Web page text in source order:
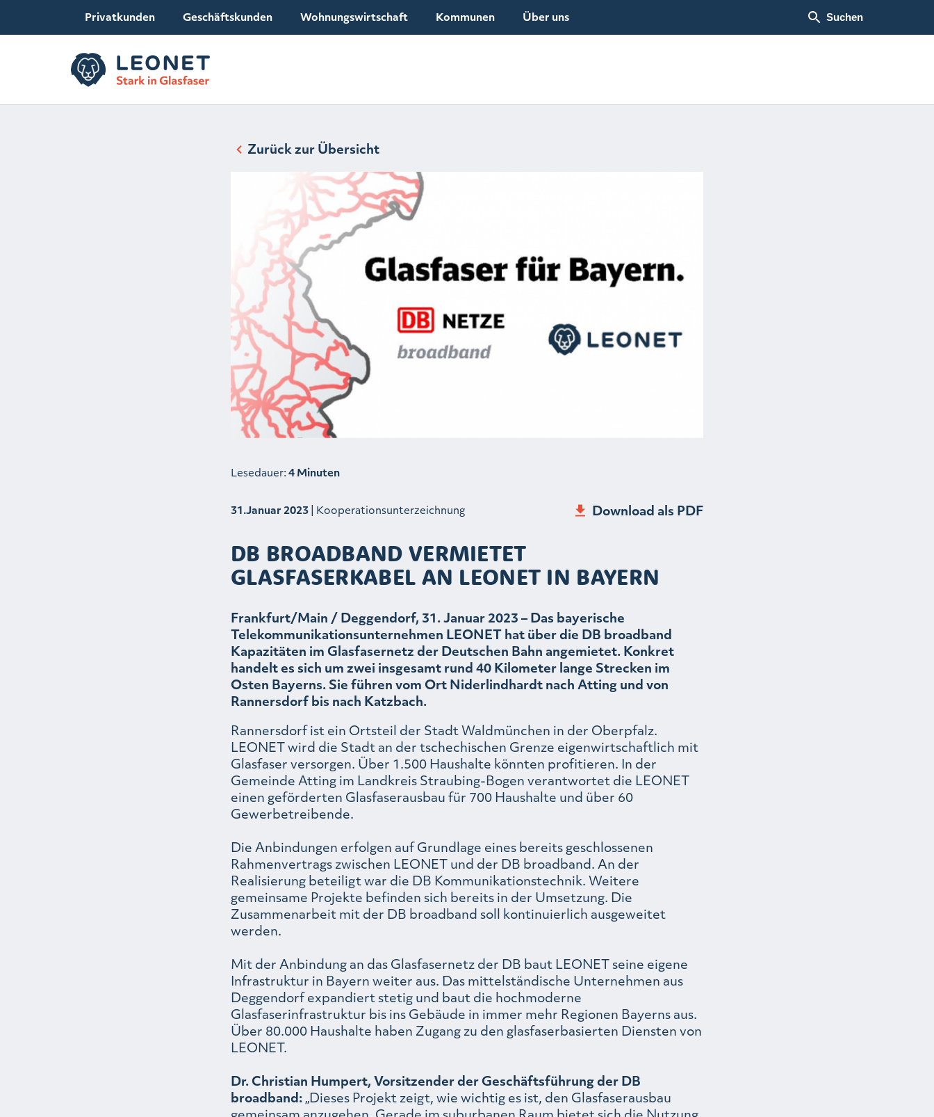
Privatkunden Geschäftskunden Wohnungswirtschaft Kommunen Über uns Suchen
Zurück zur Übersicht
Lesedauer:4 Minuten
31.Januar 2023| Kooperationsunterzeichnung Download als PDF
DB BROADBAND VERMIETET
GLASFASERKABEL AN LEONET IN BAYERN
Frankfurt/Main / Deggendorf, 31. Januar 2023 – Das bayerische
Telekommunikationsunternehmen LEONET hat über die DB broadband
Kapazitäten im Glasfasernetz der Deutschen Bahn angemietet. Konkret
handelt es sich um zwei insgesamt rund 40 Kilometer lange Strecken im
Osten Bayerns. Sie führen vom Ort Niderlindhardt nach Atting und von
Rannersdorf bis nach Katzbach.
Rannersdorf ist ein Ortsteil der Stadt Waldmünchen in der Oberpfalz.
LEONET wird die Stadt an der tschechischen Grenze eigenwirtschaftlich mit
Glasfaser versorgen. Über 1.500 Haushalte könnten profitieren. In der
Gemeinde Atting im Landkreis Straubing-Bogen verantwortet die LEONET
einen geförderten Glasfaserausbau für 700 Haushalte und über 60
Gewerbetreibende.
Die Anbindungen erfolgen auf Grundlage eines bereits geschlossenen
Rahmenvertrags zwischen LEONET und der DB broadband. An der
Realisierung beteiligt war die DB Kommunikationstechnik. Weitere
gemeinsame Projekte befinden sich bereits in der Umsetzung. Die
Zusammenarbeit mit der DB broadband soll kontinuierlich ausgeweitet
werden.
Mit der Anbindung an das Glasfasernetz der DB baut LEONET seine eigene
Infrastruktur in Bayern weiter aus. Das mittelständische Unternehmen aus
Deggendorf expandiert stetig und baut die hochmoderne
Glasfaserinfrastruktur bis ins Gebäude in immer mehr Regionen Bayerns aus.
Über 80.000 Haushalte haben Zugang zu den glasfaserbasierten Diensten von
LEONET.
Dr. Christian Humpert, Vorsitzender der Geschäftsführung der DB
broadband: „Dieses Projekt zeigt, wie wichtig es ist, den Glasfaserausbau